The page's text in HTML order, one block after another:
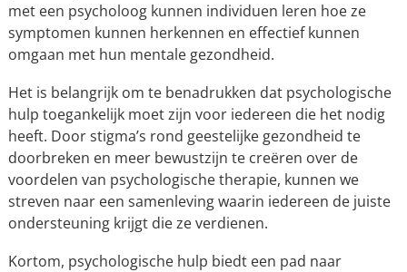
met een psycholoog kunnen individuen leren hoe ze
symptomen kunnen herkennen en effectief kunnen
omgaan met hun mentale gezondheid.
Het is belangrijk om te benadrukken dat psychologische
hulp toegankelijk moet zijn voor iedereen die het nodig
heeft. Door stigma’s rond geestelijke gezondheid te
doorbreken en meer bewustzijn te creëren over de
voordelen van psychologische therapie, kunnen we
streven naar een samenleving waarin iedereen de juiste
ondersteuning krijgt die ze verdienen.
Kortom, psychologische hulp biedt een pad naar